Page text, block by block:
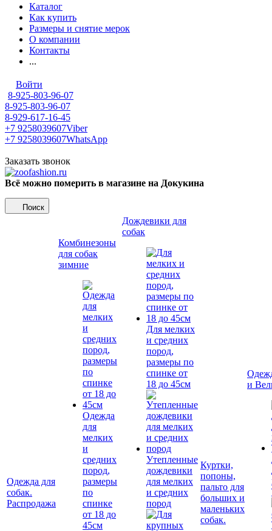
Каталог
Как купить
Размеры и снятие мерок
О компании
Контакты
...
Войти
8-925-803-96-07
8-925-803-96-07
8-929-617-16-45
+7 9258039607Viber
+7 9258039607WhatsApp
Заказать звонок
Всё можно померить в магазине на Докукина
Поиск
Одежда для
собак.
Распродажа
Комбинезоны
для собак
зимние
Одежда
для
мелких
и
средних
пород,
размеры
по
спинке
от 18 до
45см
Дождевики для
собак
Для мелких
и средних
пород,
размеры по
спинке от
18 до 45см
Утепленные
дождевики
для мелких
и средних
пород
Куртки,
попоны,
пальто для
больших и
маленьких
собак.
и